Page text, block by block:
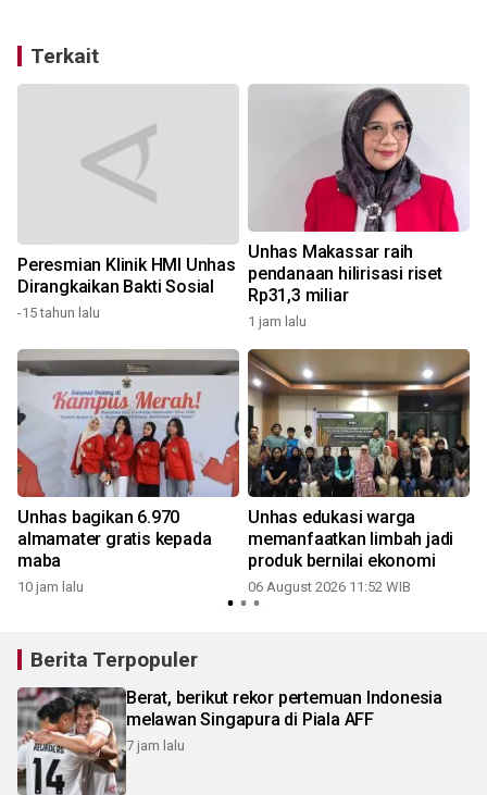
Terkait
Peresmian Klinik HMI Unhas
Dirangkaikan Bakti Sosial
-15 tahun lalu
Unhas Makassar raih
pendanaan hilirisasi riset
Rp31,3 miliar
1 jam lalu
Unhas bagikan 6.970
almamater gratis kepada
maba
10 jam lalu
Unhas edukasi warga
memanfaatkan limbah jadi
produk bernilai ekonomi
06 August 2026 11:52 WIB
Berita Terpopuler
Berat, berikut rekor pertemuan Indonesia
melawan Singapura di Piala AFF
7 jam lalu